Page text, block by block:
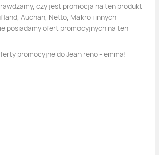
czy jest promocja na ten produkt
Auchan, Netto, Makro i innych
posiadamy ofert promocyjnych na ten
promocyjne do Jean reno - emma!